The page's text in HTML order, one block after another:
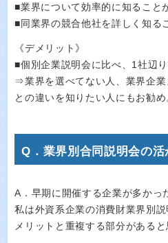
■業界について効率的に知ること
■同業界の競合他社を詳しく知る
《デメリット》
■個別企業説明会に比べ、1社辺
⇒業界を選べてない人、業界企
との違いを知りたい人にもお勧め
Q．業界別合同説明会の
A．早期に開催する企業が多かっ
私は外資系企業の消費財業界別説
メリットと重複する部分がある